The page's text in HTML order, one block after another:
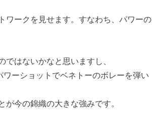
ワークを見せます。すなわち、パワーの
はないかなと思いますし、
ーショットでベネトーのボレーを弾い
今の錦織の大きな強みです。